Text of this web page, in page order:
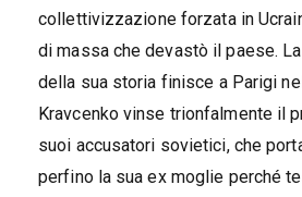
collettivizzazione forzata in
di massa che devastò il paese.
della sua storia finisce a Parigi
Kravcenko vinse trionfalmente il
suoi accusatori sovietici, che
perfino la sua ex moglie perché